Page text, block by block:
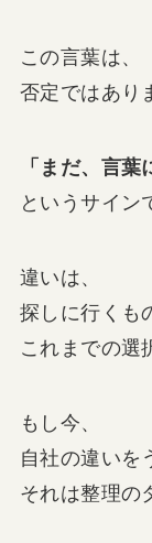
この言葉は、
否定ではあり
「まだ、言葉
というサイン
違いは、
探しに行くも
これまでの選
もし今、
自社の違いを
それは整理の